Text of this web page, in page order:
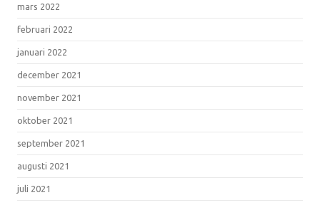
mars 2022
februari 2022
januari 2022
december 2021
november 2021
oktober 2021
september 2021
augusti 2021
juli 2021